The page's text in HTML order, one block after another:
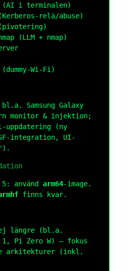
(AI i terminalen)
relä/abuse)
(LLM + nmap)
Wi-Fi)
Samsung Galaxy
monitor & injektion;
uppdatering (ny
integration, UI-
använd arm64-image.
finns kvar.
ej längre (bl.a.
1, Pi Zero W) — fokus
arkitekturer (inkl.